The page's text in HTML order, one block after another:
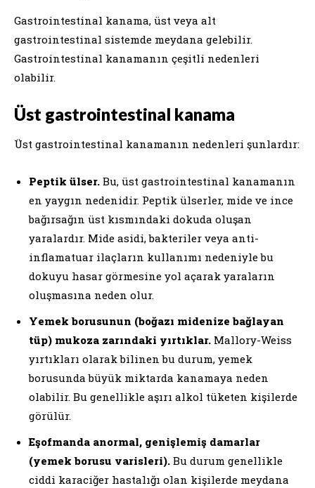
Gastrointestinal kanama, üst veya alt
gastrointestinal sistemde meydana gelebilir.
Gastrointestinal kanamanın çeşitli nedenleri
olabilir.
Üst gastrointestinal kanama
Üst gastrointestinal kanamanın nedenleri şunlardır:
Peptik ülser. Bu, üst gastrointestinal kanamanın
en yaygın nedenidir. Peptik ülserler, mide ve ince
bağırsağın üst kısmındaki dokuda oluşan
yaralardır. Mide asidi, bakteriler veya anti-
inflamatuar ilaçların kullanımı nedeniyle bu
dokuyu hasar görmesine yol açarak yaraların
oluşmasına neden olur.
Yemek borusunun (boğazı midenize bağlayan
tüp) mukoza zarındaki yırtıklar. Mallory-Weiss
yırtıkları olarak bilinen bu durum, yemek
borusunda büyük miktarda kanamaya neden
olabilir. Bu genellikle aşırı alkol tüketen kişilerde
görülür.
Eşofmanda anormal, genişlemiş damarlar
(yemek borusu varisleri). Bu durum genellikle
ciddi karaciğer hastalığı olan kişilerde meydana